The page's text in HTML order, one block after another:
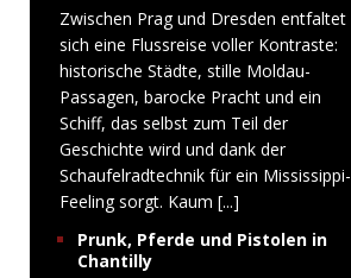
Zwischen Prag und Dresden entfaltet
sich eine Flussreise voller Kontraste:
historische Städte, stille Moldau-
Passagen, barocke Pracht und ein
Schiff, das selbst zum Teil der
Geschichte wird und dank der
Schaufelradtechnik für ein Mississippi-
Feeling sorgt. Kaum [...]
Prunk, Pferde und Pistolen in
Chantilly